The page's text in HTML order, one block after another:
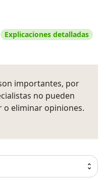
Explicaciones detalladas
importantes, por
no pueden
o eliminar opiniones.